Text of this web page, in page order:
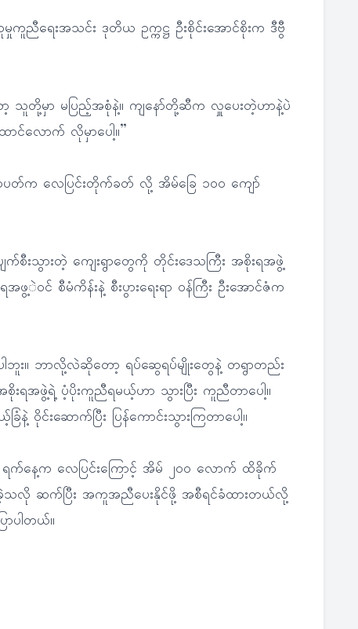
ညီရေးအသင်း ဒုတိယ ဥက္ကဋ္ဌ ဦးစိုင်းအောင်စိုးက ဒီဗွီ
ာ့ သူတို့မှာ မပြည့်အစုံနဲ့။ ကျနော်တို့ဆီက လှူပေးတဲ့ဟာနဲ့ပဲ
င်လောက် လိုမှာပေါ့။”
ပတ်က လေပြင်းတိုက်ခတ် လို့ အိမ်ခြေ ၁၀၀ ကျော်
ပျက်စီးသွားတဲ့ ကျေးရွာတွေကို တိုင်းဒေသကြီး အစိုးရအဖွဲ့
ဝင် စီမံကိန်းနဲ့ စီးပွားရေးရာ ဝန်ကြီး ဦးအောင်ဇံက
ါဘူး။ ဘာလို့လဲဆိုတော့ ရပ်ဆွေရပ်မျိုးတွေနဲ့ တရွာတည်း
းရအဖွဲ့ရဲ့ ပံ့ပိုးကူညီရမယ့်ဟာ သွားပြီး ကူညီတာပေါ့။
ဝိုင်းဆောက်ပြီး ပြန်ကောင်းသွားကြတာပေါ့။
ရက်နေ့က လေပြင်းကြောင့် အိမ် ၂၀၀ လောက် ထိခိုက်
ေးခဲ့သလို ဆက်ပြီး အကူအညီပေးနိုင်ဖို့ အစီရင်ခံထားတယ်လို့
ာပါတယ်။